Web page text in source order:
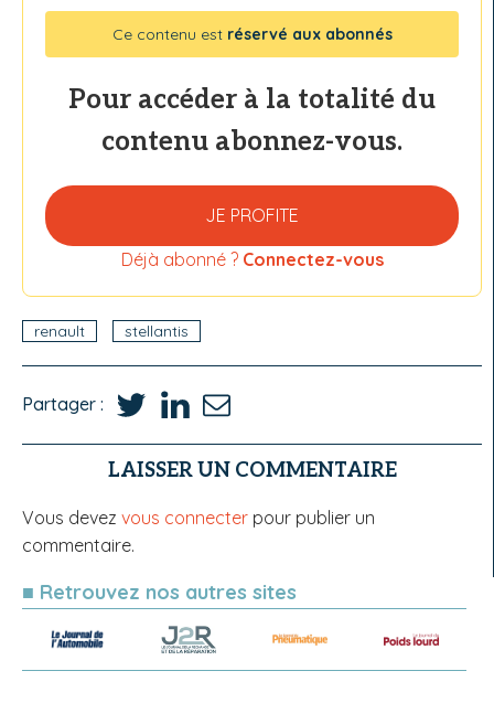
Ce contenu est réservé aux abonnés
Pour accéder à la totalité du
contenu abonnez-vous.
JE PROFITE
Déjà abonné ? Connectez-vous
renault stellantis
Partager :
LAISSER UN COMMENTAIRE
Vous devez vous connecter pour publier un
commentaire.
■ Retrouvez nos autres sites